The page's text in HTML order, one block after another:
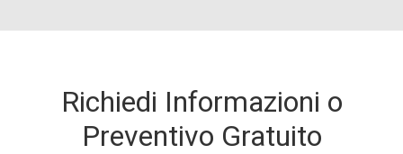
Richiedi Informazioni o
Preventivo Gratuito